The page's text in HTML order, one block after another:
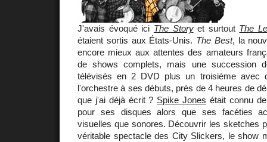
J'avais évoqué ici The Storyet surtout The
étaient sortis aux États-Unis. The Best, la
encore mieux aux attentes des amateurs
de shows complets, mais une succession
télévisés en 2 DVD plus un troisième avec
l'orchestre à ses débuts, près de 4 heures de
que j'ai déjà écrit ? Spike Jones était connu
pour ses disques alors que ses facéties
visuelles que sonores. Découvrir les sketches
véritable spectacle des City Slickers, le show